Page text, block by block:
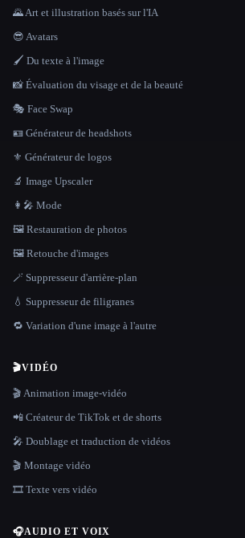
🌄 Art et illustration basés sur l'IA
😎 Avatars
🖌️ Du texte à l'image
📸 Évaluation du visage et de la beauté
🎭 Face Swap
🪪 Générateur de headshots
⚜️ Générateur de logos
🔬 Image Upscaler
👩‍🎤 Mode
🖼️ Restauration de photos
🖼️ Retouche d'images
🪄 Suppresseur d'arrière-plan
💧 Suppresseur de filigranes
🔁 Variation d'une image à l'autre
🎬VIDÉO
🎬 Animation image-vidéo
📲 Créateur de TikTok et de shorts
🎤 Doublage et traduction de vidéos
🎬 Montage vidéo
🎞️ Texte vers vidéo
🎧AUDIO ET VOIX